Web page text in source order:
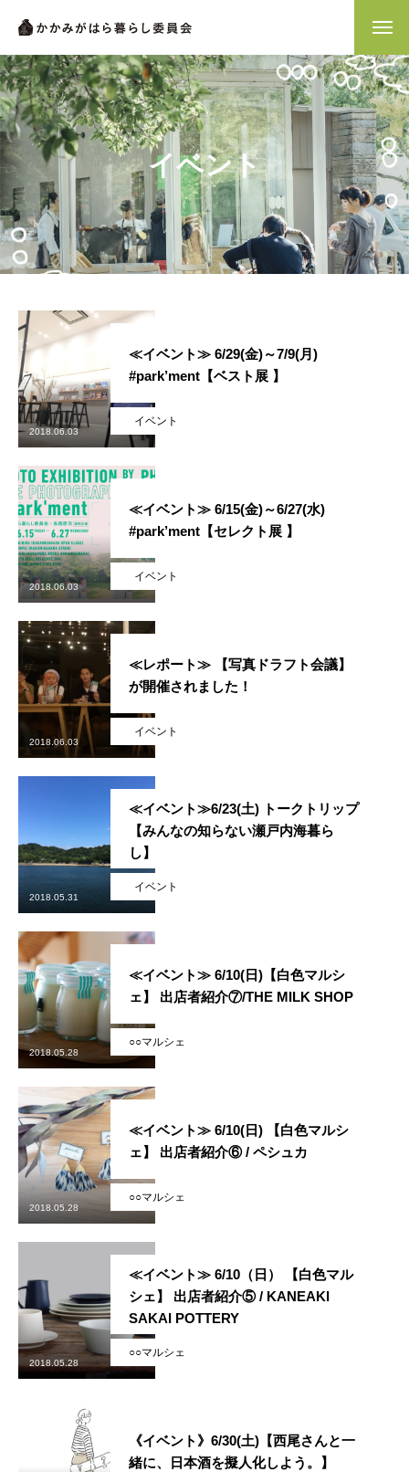
かかみがはら暮らし委員会とは？
活動内容
寄り合い
会社概要
お問い合わせ
Instagram 最新のイベント情報を発信中
イベント
イベント
≪イベント≫ 6/29(金)～7/9(月)
#park’ment【ベスト展 】
2018.06.03
イベント
≪イベント≫ 6/15(金)～6/27(水)
#park’ment【セレクト展 】
2018.06.03
イベント
≪レポート≫ 【写真ドラフト会議】
が開催されました！
2018.06.03
イベント
≪イベント≫6/23(土) トークトリップ
【みんなの知らない瀬戸内海暮ら
し】
2018.05.31
○○マルシェ
≪イベント≫ 6/10(日)【白色マルシ
ェ】 出店者紹介⑦/THE MILK SHOP
2018.05.28
○○マルシェ
≪イベント≫ 6/10(日) 【白色マルシ
ェ】 出店者紹介⑥ / ペシュカ
2018.05.28
○○マルシェ
≪イベント≫ 6/10（日） 【白色マル
シェ】 出店者紹介⑤ / KANEAKI
SAKAI POTTERY
2018.05.28
《イベント》6/30(土)【西尾さんと一
緒に、日本酒を擬人化しよう。】